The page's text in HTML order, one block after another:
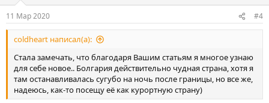
11 Мар 2020 #4
coldheart написал(а):
Стала замечать, что благодаря Вашим статьям я многое узнаю
для себе новое.. Болгария действительно чудная страна, хотя я
там останавливалась сугубо на ночь после границы, но все же,
надеюсь, как-то посещу её как курортную страну)